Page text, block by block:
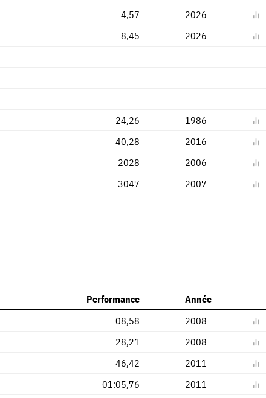
4,57
2026
8,45
2026
24,26
1986
40,28
2016
2028
2006
3047 2007
Performance
Année
08,58
2008
28,21
2008
46,42
2011
01:05,76
2011